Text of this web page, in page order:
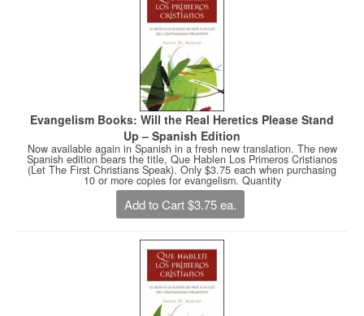
Evangelism Books: Will the Real Heretics Please Stand
Up – Spanish Edition
Now available again in Spanish in a fresh new translation. The new
Spanish edition bears the title, Que Hablen Los Primeros Cristianos
(Let The First Christians Speak). Only $3.75 each when purchasing
10 or more copies for evangelism. Quantity
Add to Cart $3.75 ea.